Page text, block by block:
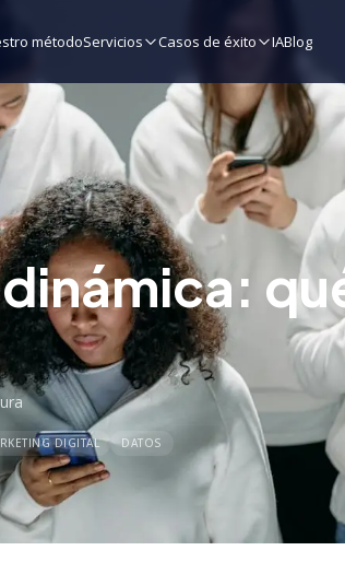
métodoServicios Casos de éxito IABlog
DIGITAL DATOS